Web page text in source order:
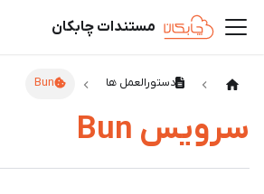
مستندات چابکان
دستورالعمل ها Bun
سرویس Bun